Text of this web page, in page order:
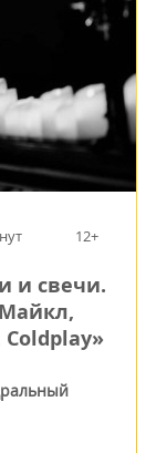
12+
и свечи.